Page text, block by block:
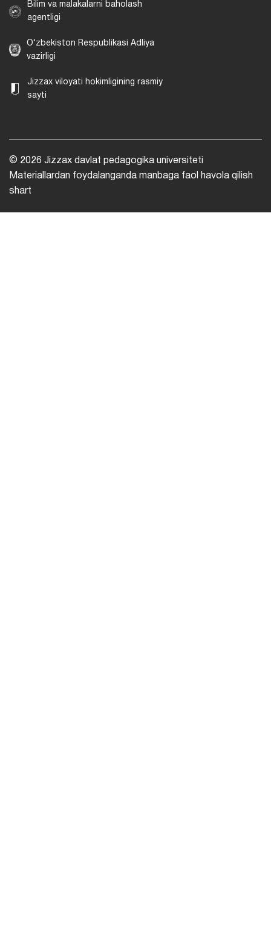
Bilim va malakalarni baholash
agentligi
O‘zbekiston Respublikasi Adliya
vazirligi
Jizzax viloyati hokimligining rasmiy
sayti
© 2026 Jizzax davlat pedagogika universiteti
Materiallardan foydalanganda manbaga faol havola qilish
shart